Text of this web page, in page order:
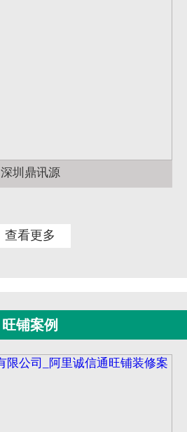
深圳鼎讯源
查看更多
旺铺案例